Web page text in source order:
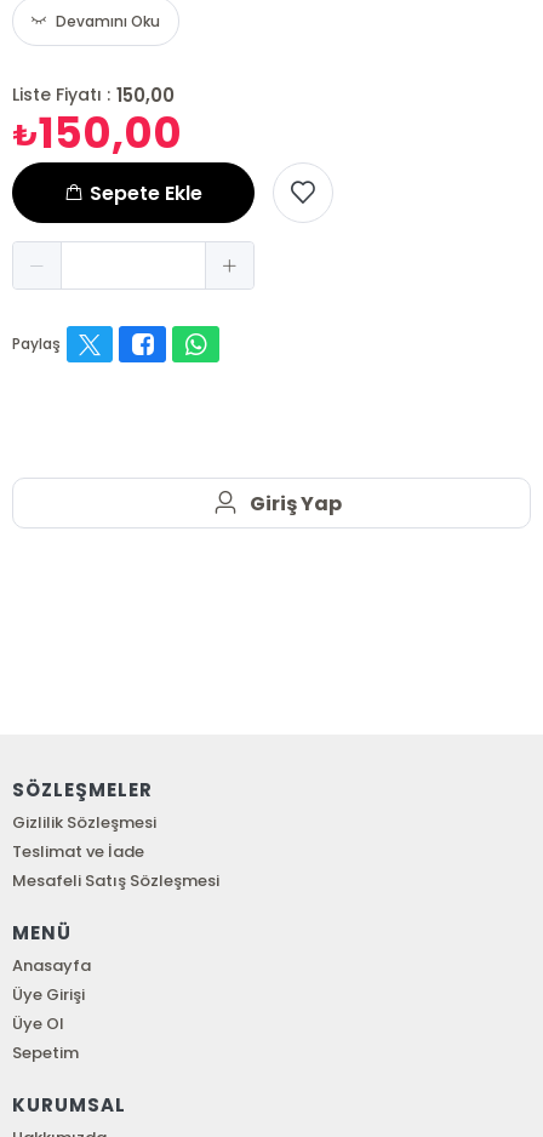
Devamını Oku
Liste Fiyatı : 150,00
₺150,00
Sepete Ekle
Paylaş
Giriş Yap
SÖZLEŞMELER
Gizlilik Sözleşmesi
Teslimat ve İade
Mesafeli Satış Sözleşmesi
MENÜ
Anasayfa
Üye Girişi
Üye Ol
Sepetim
KURUMSAL